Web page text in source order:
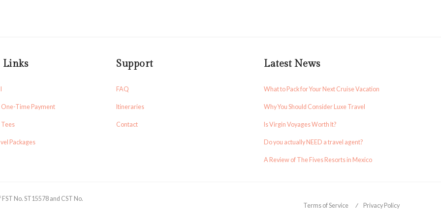
Links
Time Payment
Tees
Packages
Support
FAQ
Itineraries
Contact
Latest News
What to Pack for Your Next Cruise Vacation
Why You Should Consider Luxe Travel
Is Virgin Voyages Worth It?
Do you actually NEED a travel agent?
A Review of The Fives Resorts in Mexico
No. ST15578 and CST No.
Terms of Service
Privacy Policy